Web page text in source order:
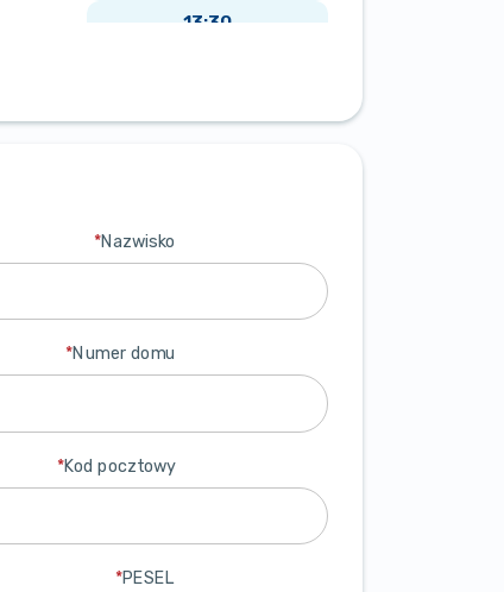
13:30
Nazwisko
*
Numer domu
*
Kod pocztowy
*
PESEL
*